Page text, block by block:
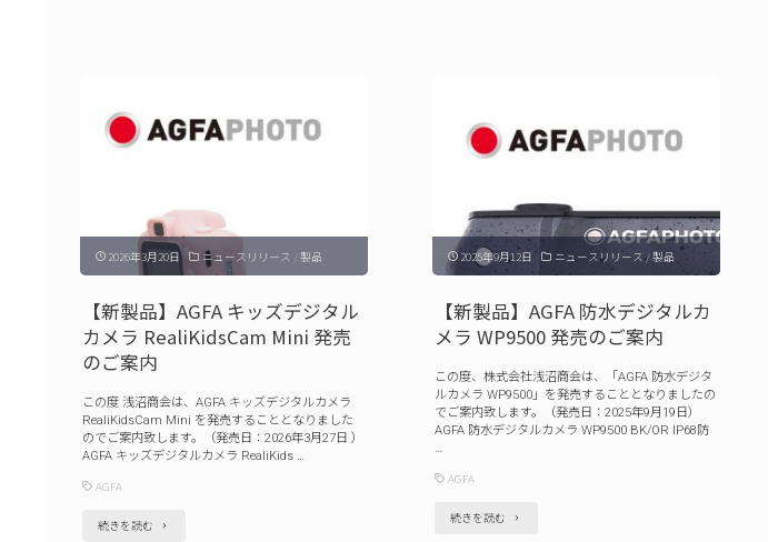
ジ
フ
ト
フ
レ
ー
ム
Realiview
売
タ
カ
ラ
Realishot
DC8300
発
売
の
2026年3月20日 ニュースリリース /製品
【新製品】AGFA キッズデジタル
カメラ RealiKidsCam Mini 発売
のご案内
この度 浅沼商会は、AGFA キッズデジタルカメラ
RealiKidsCam Mini を発売することとなりました
のでご案内致します。（発売日：2026年3月27日 ）
AGFA キッズデジタルカメラ RealiKids …
AGFA
続きを読む "【新
2025年9月12日 ニュースリリース /製品
【新製品】AGFA 防水デジタルカ
メラ WP9500 発売のご案内
この度、株式会社浅沼商会は、「AGFA 防水デジタ
ルカメラ WP9500」を発売することとなりましたの
でご案内致します。（発売日：2025年9月19日）
AGFA 防水デジタルカメラ WP9500 BK/OR IP68防
…
AGFA
続きを読む "【新